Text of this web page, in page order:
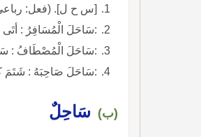
[س ح ل]. (فعل:
:سَاحَلَ الْمُسَافِرُ : أتَى
:سَاحَلَ الْمُصْطَافُ :
:سَاحَلَ صَاحِبَهُ : شَتَمَ
(ب) سَاحِلٌ